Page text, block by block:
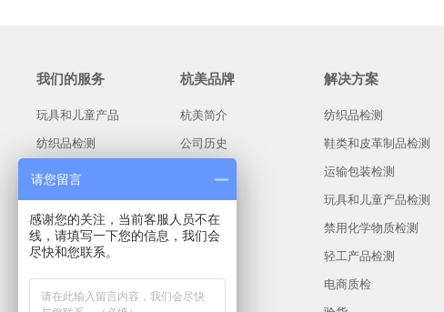
我们的服务
玩具和儿童产品
纺织品检测
包装运输检测
轻工产品检测
禁用化学物质
杭美品牌
杭美简介
公司历史
企业文化
解决方案
纺织品检测
鞋类和皮革制品检测
运输包装检测
玩具和儿童产品检测
禁用化学物质检测
轻工产品检测
电商质检
请您留言
感谢您的关注，当前客服人员不在
线，请填写一下您的信息，我们会
尽快和您联系。